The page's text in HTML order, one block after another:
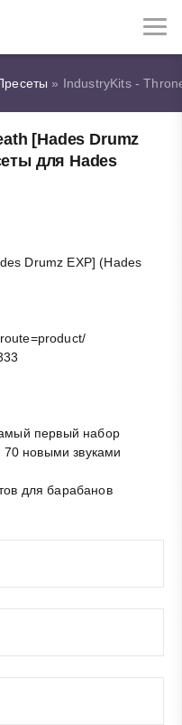
» IndustryKits -
[Hades Drumz
для Hades
Drumz EXP] (Hades
первый набор
70 новыми звуками
для барабанов